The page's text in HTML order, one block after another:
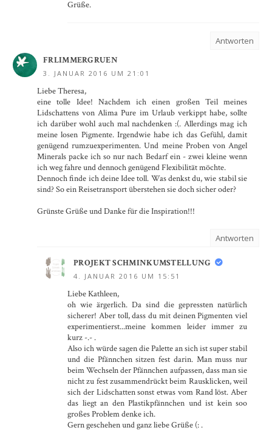
Grüße.
Antworten
FRLIMMERGRUEN
3. JANUAR 2016 UM 21:01
Liebe Theresa,
eine tolle Idee! Nachdem ich einen großen Teil meines
Lidschattens von Alima Pure im Urlaub verkippt habe, sollte
ich darüber wohl auch mal nachdenken :(. Allerdings mag ich
meine losen Pigmente. Irgendwie habe ich das Gefühl, damit
genügend rumzuexperimenten. Und meine Proben von Angel
Minerals packe ich so nur nach Bedarf ein - zwei kleine wenn
ich weg fahre und dennoch genügend Flexibilität möchte.
Dennoch finde ich deine Idee toll. Was denkst du, wie stabil sie
sind? So ein Reisetransport überstehen sie doch sicher oder?
Grünste Grüße und Danke für die Inspiration!!!
Antworten
PROJEKT SCHMINKUMSTELLUNG
4. JANUAR 2016 UM 15:51
Liebe Kathleen,
oh wie ärgerlich. Da sind die gepressten natürlich
sicherer! Aber toll, dass du mit deinen Pigmenten viel
experimentierst...meine kommen leider immer zu
kurz -.- .
Also ich würde sagen die Palette an sich ist super stabil
und die Pfännchen sitzen fest darin. Man muss nur
beim Wechseln der Pfännchen aufpassen, dass man sie
nicht zu fest zusammendrückt beim Rausklicken, weil
sich der Lidschatten sonst etwas vom Rand löst. Aber
das liegt an den Plastikpfännchen und ist kein soo
großes Problem denke ich.
Gern geschehen und ganz liebe Grüße (: .